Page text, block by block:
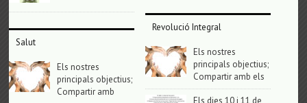
Salut
Els nostres
principals objectius;
Compartir amb
Revolució Integral
Els nostres
principals objectius;
Compartir amb els